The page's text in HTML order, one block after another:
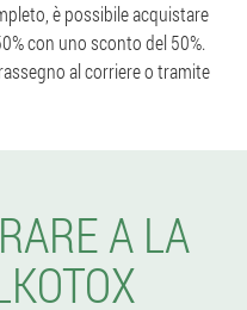
è possibile acquistare
con uno sconto del 50%.
al corriere o tramite
A LA